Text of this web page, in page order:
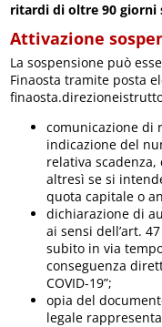
ritardi di oltre 90 giorni
Attivazione
La sospensione può
Finaosta tramite posta
comunicazione di
indicazione del
relativa
altresì se si
quota capitale o
dichiarazione di
ai sensi dell’art.
subito in via
conseguenza
COVID-19”;
opia del
legale